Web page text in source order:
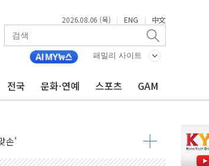
2026.08.06 (목) | ENG | 中文
패밀리 사이트
전국 문화·연예 스포츠 GAM
比 22.3%↑
힌다
' 美 특허 확보
가주택 밀집된 강남·서초 둔화
...국가 전력망에 첫 입성